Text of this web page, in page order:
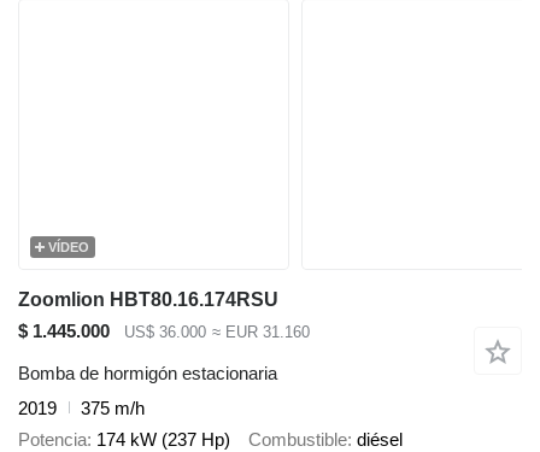
VÍDEO
Zoomlion HBT80.16.174RSU
$ 1.445.000
US$ 36.000 ≈ EUR 31.160
Bomba de hormigón estacionaria
2019
375 m/h
Potencia 174 kW (237 Hp) Combustible diésel